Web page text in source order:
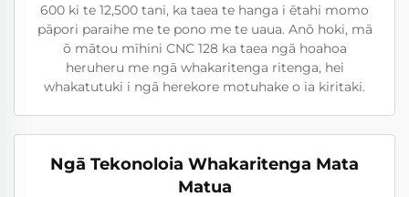
600 ki te 12,500 tani, ka taea te hanga i ētahi momo
pāpori paraihe me te pono me te uaua. Anō hoki, mā
ō mātou mīhini CNC 128 ka taea ngā hoahoa
heruheru me ngā whakaritenga ritenga, hei
whakatutuki i ngā herekore motuhake o ia kiritaki.
Ngā Tekonoloia Whakaritenga Mata
Matua